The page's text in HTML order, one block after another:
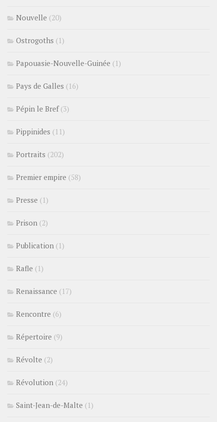
Nouvelle (20)
Ostrogoths (1)
Papouasie-Nouvelle-Guinée (1)
Pays de Galles (16)
Pépin le Bref(3)
Pippinides (11)
Portraits (202)
Premier empire (58)
Presse (1)
Prison (2)
Publication (1)
Rafle (1)
Renaissance (17)
Rencontre (6)
Répertoire (9)
Révolte (2)
Révolution (24)
Saint-Jean-de-Malte (1)